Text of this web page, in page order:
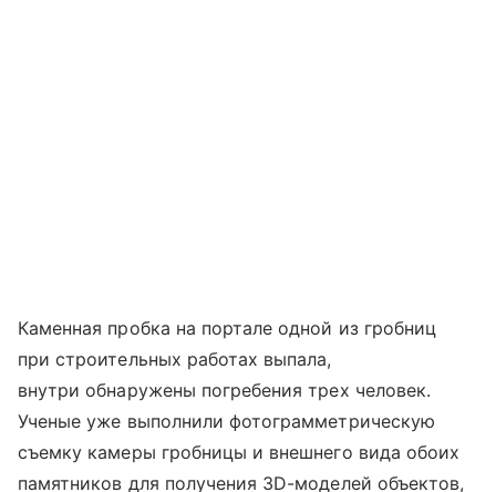
Каменная пробка на портале одной из гробниц
при строительных работах выпала,
внутри обнаружены погребения трех человек.
Ученые уже выполнили фотограмметрическую
съемку камеры гробницы и внешнего вида обоих
памятников для получения 3D-моделей объектов,